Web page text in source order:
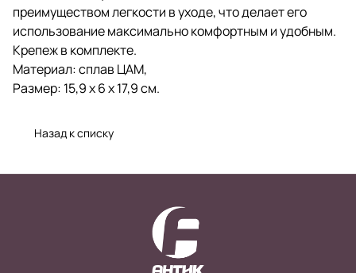
преимуществом легкости в уходе, что делает его
использование максимально комфортным и удобным.
Крепеж в комплекте.
Материал: сплав ЦАМ,
Размер: 15,9 х 6 х 17,9 см.
Назад к списку